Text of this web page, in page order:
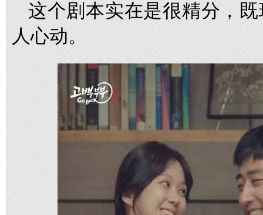
这个剧本实在是很精分，
人心动。